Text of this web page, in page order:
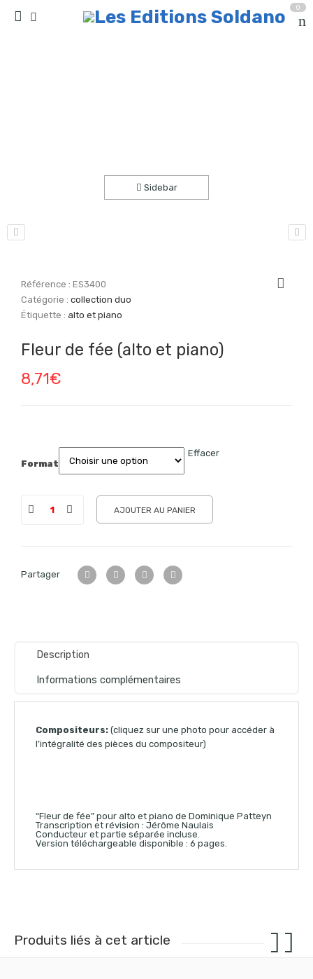
0
Sidebar
Référence :ES3400
Catégorie :collection duo
Étiquette : alto et piano
Fleur de fée (alto et piano)
8,71€
Format
Effacer
AJOUTER AU PANIER
Partager
Description
Informations complémentaires
Compositeurs: (cliquez sur une photo pour accéder à
l’intégralité des pièces du compositeur)
“Fleur de fée” pour alto et piano de Dominique Patteyn
Transcription et révision : Jérôme Naulais
Conducteur et partie séparée incluse.
Version téléchargeable disponible : 6 pages.
Produits liés à cet article